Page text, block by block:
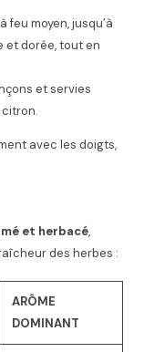
feu moyen, jusqu’à
et dorée, tout en
et servies
avec les doigts,
et herbacé,
des herbes :
ARÔME
DOMINANT